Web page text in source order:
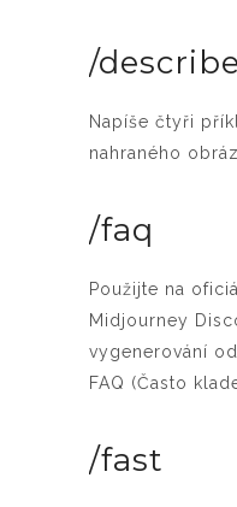
/describe
Napíše čtyři
nahraného
/faq
Použijte na
Midjourney
vygenerování
FAQ (Často
/fast